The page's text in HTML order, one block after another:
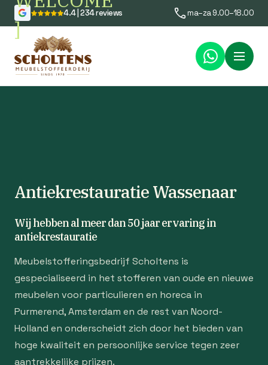
]
4.4 | 234 reviews ma–za 9.00–18.00
Menu
Antiekrestauratie Wassenaar
Wij hebben al meer dan 50 jaar ervaring in
antiekrestauratie
Meubelstofferingsbedrijf Scholtens is
gespecialiseerd in het stofferen van oude en nieuwe
meubelen voor particulieren en horeca in
Purmerend, Amsterdam en de rest van Noord-
Holland en onderscheidt zich door het bieden van
hoge kwaliteit en persoonlijke service tegen zeer
aantrekkelijke prijzen.